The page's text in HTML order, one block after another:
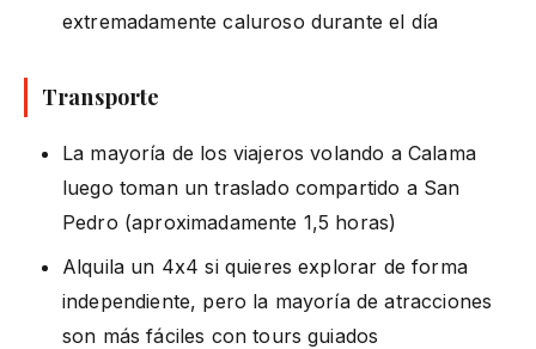
extremadamente caluroso durante el día
Transporte
La mayoría de los viajeros volando a Calama
luego toman un traslado compartido a San
Pedro (aproximadamente 1,5 horas)
Alquila un 4x4 si quieres explorar de forma
independiente, pero la mayoría de atracciones
son más fáciles con tours guiados